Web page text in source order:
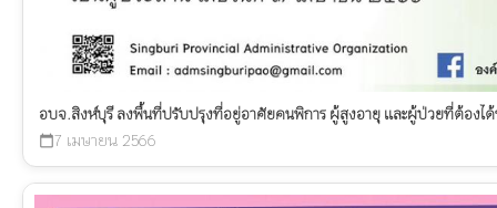
อบจ.สิงห์บุรี ลงพื้นที่ปรับปรุงที่อยู่อาศัยคนพิการ ผู้สูงอายุ และผู้ป่วยที่ต้องไ
calendar_today7 เมษายน 2566